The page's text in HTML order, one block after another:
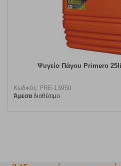
Ψυγείο Πάγου Primero
Κωδικός: FRE-13950
Άμεσα διαθέσιμο